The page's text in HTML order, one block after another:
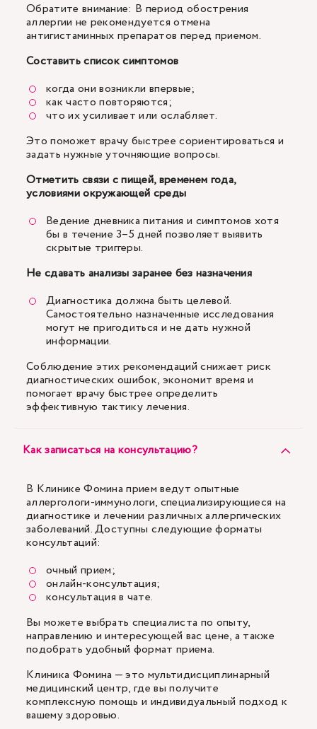
Обратите внимание: В период обострения
аллергии не рекомендуется отмена
антигистаминных препаратов перед приемом.
Составить список симптомов
когда они возникли впервые;
как часто повторяются;
что их усиливает или ослабляет.
Это поможет врачу быстрее сориентироваться и
задать нужные уточняющие вопросы.
Отметить связи с пищей, временем года,
условиями окружающей среды
Ведение дневника питания и симптомов хотя
бы в течение 3–5 дней позволяет выявить
скрытые триггеры.
Не сдавать анализы заранее без назначения
Диагностика должна быть целевой.
Самостоятельно назначенные исследования
могут не пригодиться и не дать нужной
информации.
Соблюдение этих рекомендаций снижает риск
диагностических ошибок, экономит время и
помогает врачу быстрее определить
эффективную тактику лечения.
Как записаться на консультацию?
В Клинике Фомина прием ведут опытные
аллергологи-иммунологи, специализирующиеся на
диагностике и лечении различных аллергических
заболеваний. Доступны следующие форматы
консультаций:
очный прием;
онлайн-консультация;
консультация в чате.
Вы можете выбрать специалиста по опыту,
направлению и интересующей вас цене, а также
подобрать удобный формат приема.
Клиника Фомина — это мультидисциплинарный
медицинский центр, где вы получите
комплексную помощь и индивидуальный подход к
вашему здоровью.